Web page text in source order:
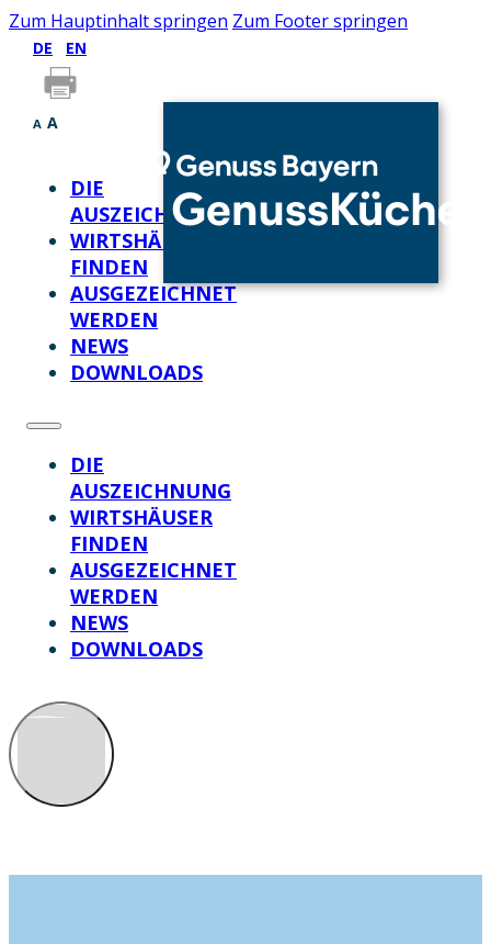
Zum Hauptinhalt springen Zum Footer springen
DE EN
A A
DIE
AUSZEICHNUNG
WIRTSHÄUSER
FINDEN
AUSGEZEICHNET
WERDEN
NEWS
DOWNLOADS
DIE
AUSZEICHNUNG
WIRTSHÄUSER
FINDEN
AUSGEZEICHNET
WERDEN
NEWS
DOWNLOADS